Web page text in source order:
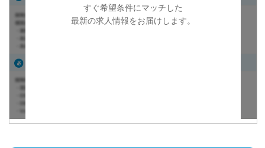
すぐ希望条件にマッチした
最新の求人情報をお届けします。